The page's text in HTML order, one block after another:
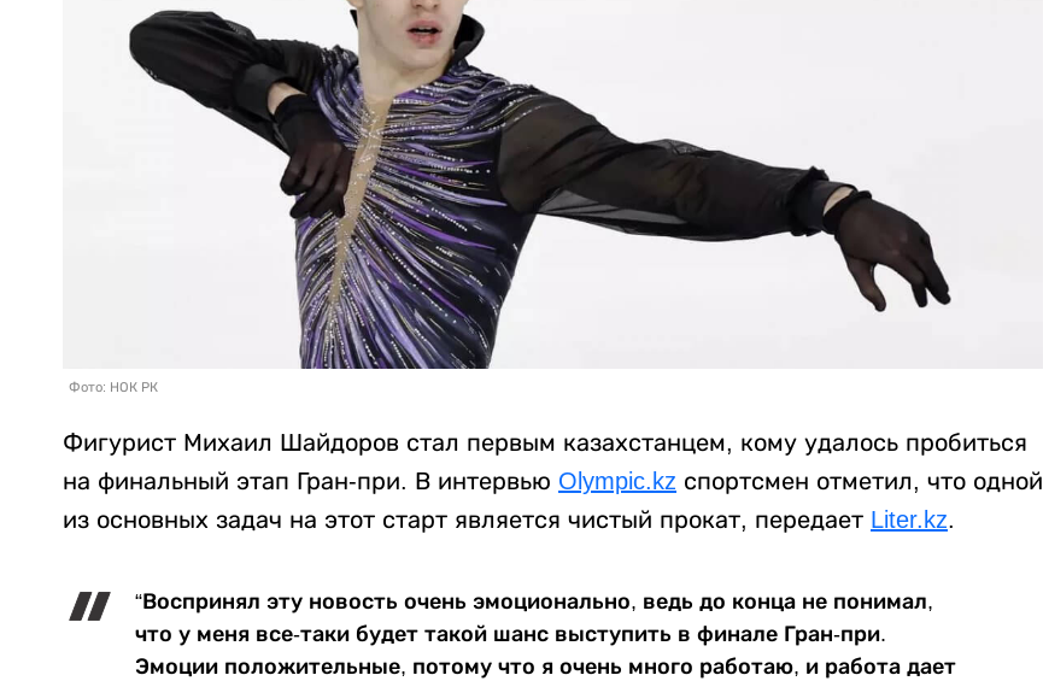
Фото: НОК РК
Фигурист Михаил Шайдоров стал первым казахстанцем, кому удалось пробиться
на финальный этап Гран-при. В интервью Olympic.kz спортсмен отметил, что одной
из основных задач на этот старт является чистый прокат, передает Liter.kz.
“Воспринял эту новость очень эмоционально, ведь до конца не понимал,
что у меня все-таки будет такой шанс выступить в финале Гран-при.
Эмоции положительные, потому что я очень много работаю, и работа дает